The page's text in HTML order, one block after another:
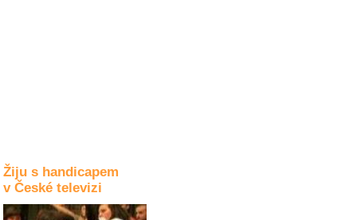
Žiju s handicapem
v České televizi